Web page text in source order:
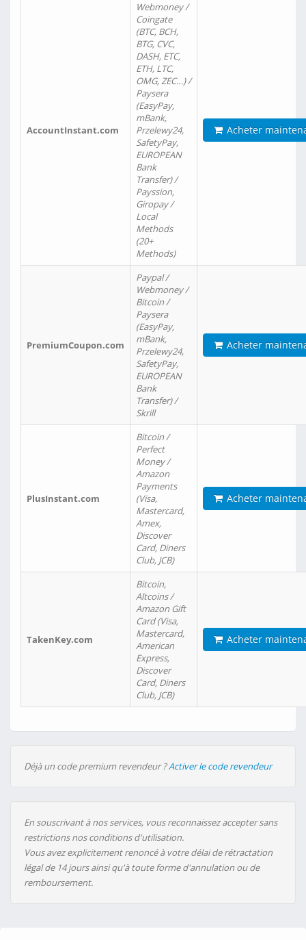
AccountInstant.com
Webmoney /
Coingate
(BTC, BCH,
BTG, CVC,
DASH, ETC,
ETH, LTC,
OMG, ZEC…) /
Paysera
(EasyPay,
mBank,
Przelewy24,
SafetyPay,
EUROPEAN
Bank
Transfer) /
Payssion,
Giropay /
Local
Methods
(20+
Methods)
Acheter
PremiumCoupon.com
Paypal /
Webmoney /
Bitcoin /
Paysera
(EasyPay,
mBank,
Przelewy24,
SafetyPay,
EUROPEAN
Bank
Transfer) /
Skrill
Acheter
PlusInstant.com
Bitcoin /
Perfect
Money /
Amazon
Payments
(Visa,
Mastercard,
Amex,
Discover
Card, Diners
Club, JCB)
Acheter
TakenKey.com
Bitcoin,
Altcoins /
Amazon Gift
Card (Visa,
Mastercard,
American
Express,
Discover
Card, Diners
Club, JCB)
Acheter
Déjà un code premium revendeur ?Activer le code revendeur
En souscrivant à nos services, vous reconnaissez accepter sans
restrictions nos conditions d'utilisation.
Vous avez explicitement renoncé à votre délai de rétractation
légal de 14 jours ainsi qu'à toute forme d'annulation ou de
remboursement.